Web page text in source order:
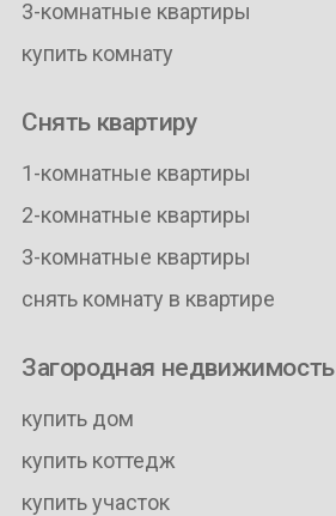
3-комнатные квартиры
купить комнату
Снять квартиру
1-комнатные квартиры
2-комнатные квартиры
3-комнатные квартиры
снять комнату в квартире
Загородная недвижимость
купить дом
купить коттедж
купить участок